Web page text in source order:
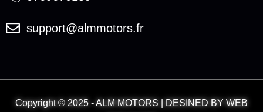
support@almmotors.fr
Copyright © 2025 - ALM MOTORS | DESINED BY WEB